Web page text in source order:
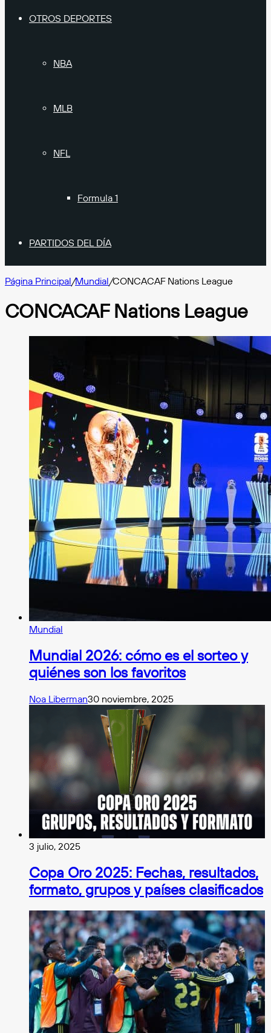
OTROS DEPORTES
NBA
MLB
NFL
Formula 1
PARTIDOS DEL DÍA
Página Principal/Mundial/CONCACAF Nations League
CONCACAF Nations League
Mundial
Mundial 2026: cómo es el sorteo y
quiénes son los favoritos
Noa Liberman30 noviembre, 2025
3 julio, 2025
Copa Oro 2025: Fechas, resultados,
formato, grupos y países clasificados